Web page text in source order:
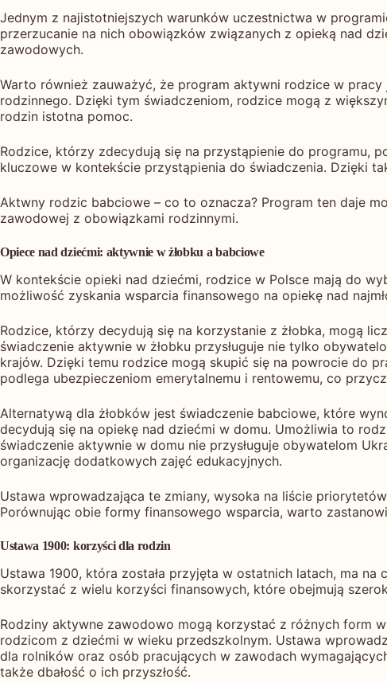
Jednym z najistotniejszych warunków uczestnictwa w
przerzucanie na nich obowiązków związanych z opieką nad
zawodowych.
Warto również zauważyć, że program aktywni rodzice w
rodzinnego. Dzięki tym świadczeniom, rodzice mogą z
rodzin istotna pomoc.
Rodzice, którzy zdecydują się na przystąpienie do programu,
kluczowe w kontekście przystąpienia do świadczenia. Dzięki
Aktwny rodzic babciowe – co to oznacza? Program ten daje
zawodowej z obowiązkami rodzinnymi.
Opiece nad dziećmi: aktywnie w żłobku a babciowe
W kontekście opieki nad dziećmi, rodzice w Polsce mają do
możliwość zyskania wsparcia finansowego na opiekę nad
Rodzice, którzy decydują się na korzystanie z żłobka, mogą
świadczenie aktywnie w żłobku przysługuje nie tylko
krajów. Dzięki temu rodzice mogą skupić się na powrocie do
podlega ubezpieczeniom emerytalnemu i rentowemu, co
Alternatywą dla żłobków jest świadczenie babciowe, które
decydują się na opiekę nad dziećmi w domu. Umożliwia to
świadczenie aktywnie w domu nie przysługuje obywatelom
organizację dodatkowych zajęć edukacyjnych.
Ustawa wprowadzająca te zmiany, wysoka na liście
Porównując obie formy finansowego wsparcia, warto
Ustawa 1900: korzyści dla rodzin
Ustawa 1900, która została przyjęta w ostatnich latach, ma
skorzystać z wielu korzyści finansowych, które obejmują
Rodziny aktywne zawodowo mogą korzystać z różnych form
rodzicom z dziećmi w wieku przedszkolnym. Ustawa
dla rolników oraz osób pracujących w zawodach
także dbałość o ich przyszłość.